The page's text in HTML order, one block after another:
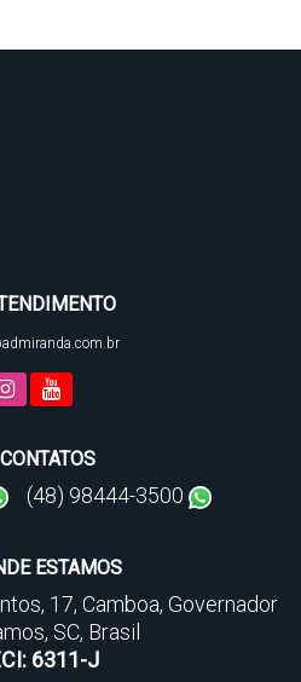
(48) 98444-3500
ESTAMOS
, 17, Camboa, Governador
, SC, Brasil
6311-J